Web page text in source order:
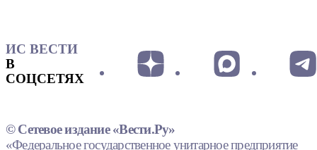
ИС ВЕСТИ
В
СОЦСЕТЯХ
© Сетевое издание «Вести.Ру»
«Федеральное государственное унитарное предприятие